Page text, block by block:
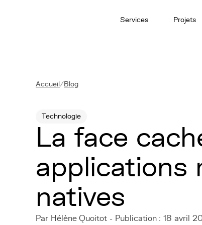
Services Projets
Accueil/Blog
Technologie
La face
applications
natives
Par Hélène Quoitot - Publication : 18 avril